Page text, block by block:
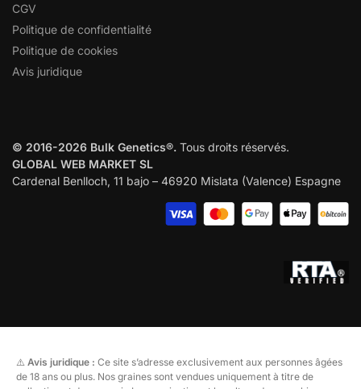
CGV
Politique de confidentialité
Politique de cookies
Avis juridique
© 2016-2026 Bulk Genetics®. Tous droits réservés.
GLOBAL WEB MARKET SL
Cardenal Benlloch, 11 bajo – 46920 Mislata (Valence) Espagne
⚠️ Avis juridique : Ce site s’adresse exclusivement aux personnes âgées
de 18 ans ou plus. Nos graines sont vendues uniquement à titre de